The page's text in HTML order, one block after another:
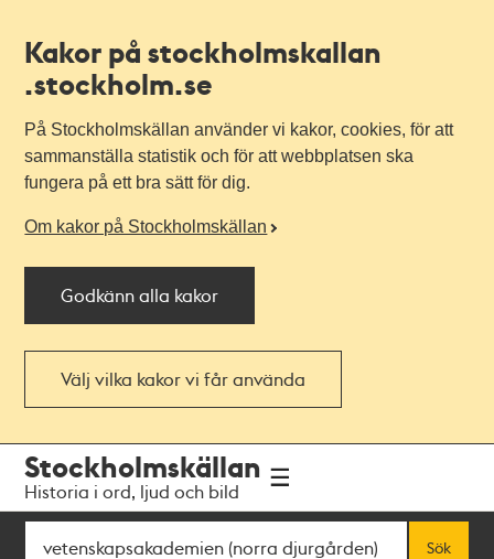
Kakor på stockholmskallan
.stockholm.se
På Stockholmskällan använder vi kakor, cookies, för att
sammanställa statistik och för att webbplatsen ska
fungera på ett bra sätt för dig.
Om kakor på Stockholmskällan
Godkänn alla kakor
Välj vilka kakor vi får använda
navigationen
huvudinnehållet
Stockholmskällan
Historia i ord, ljud och bild
Sök
Sök